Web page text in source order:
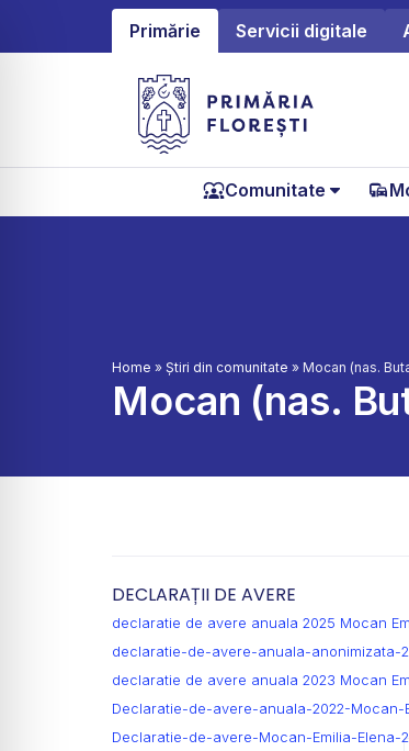
Primărie Servicii digitale
Comunitate
Home » Știri din comunitate » Mocan (nas.
Mocan (nas.
DECLARAȚII DE AVERE
declaratie de avere anuala 2025 Mocan
declaratie-de-avere-anuala-anonimizata-
declaratie de avere anuala 2023 Mocan
Declaratie-de-avere-anuala-2022-Mocan-
Declaratie-de-avere-Mocan-Emilia-Elena-